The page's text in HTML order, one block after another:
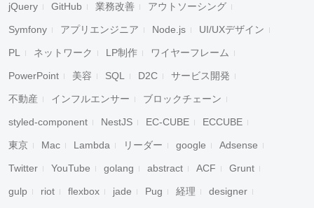
jQuery GitHub 業務改善 アウトソーシング
Symfony アプリエンジニア Node.js UI/UXデザイン
PL ネットワーク LP制作 ワイヤーフレーム
PowerPoint 美容 SQL D2C サービス開発
不動産 インフルエンサー ブロックチェーン
styled-component NestJS EC-CUBE ECCUBE
東京 Mac Lambda リーダー google Adsense
Twitter YouTube golang abstract ACF Grunt
gulp riot flexbox jade Pug 経理 designer